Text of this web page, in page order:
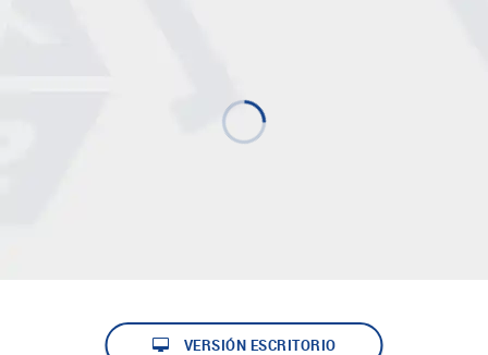
VERSIÓN ESCRITORIO